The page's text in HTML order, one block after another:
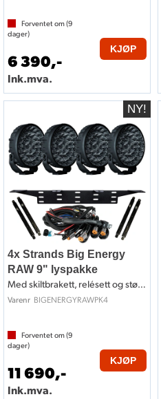
Forventet om (9
dager)
6 390,-
Ink.mva.
KJØP
4x Strands Big Energy
RAW 9" lyspakke
Med skiltbrakett, relésett og støttestag
Varenr BIGENERGYRAWPK4
Forventet om (9
dager)
11 690,-
Ink.mva.
KJØP